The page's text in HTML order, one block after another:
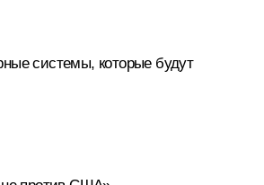
системы, которые будут